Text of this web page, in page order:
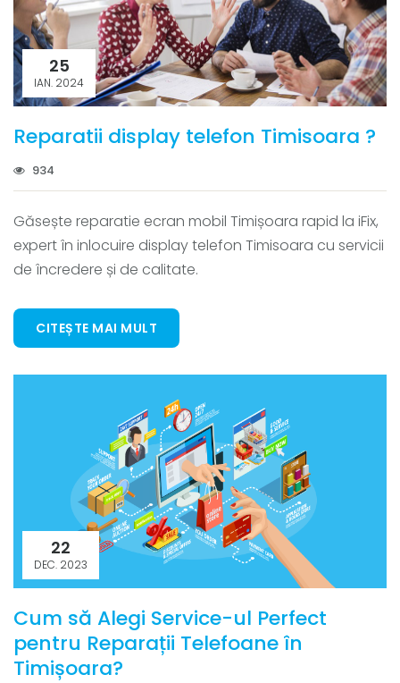
25
IAN. 2024
Reparatii display telefon Timisoara ?
934
Găsește reparatie ecran mobil Timișoara rapid la iFix,
expert în inlocuire display telefon Timisoara cu servicii
de încredere și de calitate.
CITEȘTE MAI MULT
22
DEC. 2023
Cum să Alegi Service-ul Perfect
pentru Reparații Telefoane în
Timișoara?